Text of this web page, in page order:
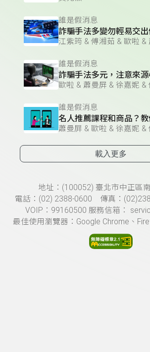
誰是假消息
詐騙手法多變勿輕易交
誰是假消息
詐騙手法多元，注意來源
誰是假消息
載入更多
頁尾資訊地址：(100052) 臺北市中正區
電話：(02) 2388-0600 傳真：
VOIP：99160500 服務信箱：
最佳使用瀏覽器：Google Chrome、